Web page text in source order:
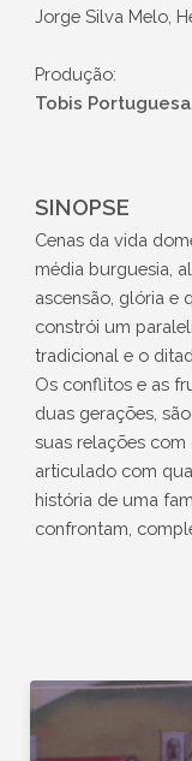
Jorge Silva Melo,
Produção:
Tobis
SINOPSE
Cenas da vida
média burguesia,
ascensão, glória e
constrói um
tradicional e o
Os conflitos e as
duas gerações,
suas relações com
articulado com
história de uma
confrontam,